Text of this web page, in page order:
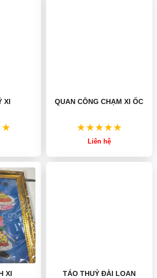
XI QUAN CÔNG CHẠM XI ỐC
Liên hệ
XI TÁO THUỶ ĐÀI LOAN